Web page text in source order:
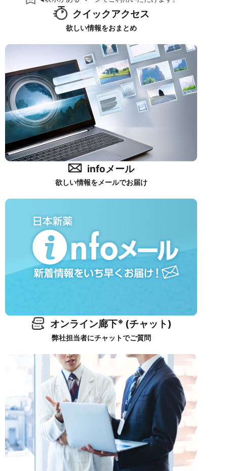
クイックアクセス
欲しい情報をおまとめ
infoメール
欲しい情報をメールでお届け
オンライン廊下※ (チャット)
弊社担当者にチャットでご質問